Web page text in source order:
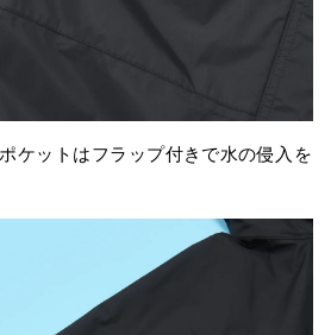
ケットはフラップ付きで水の侵入を